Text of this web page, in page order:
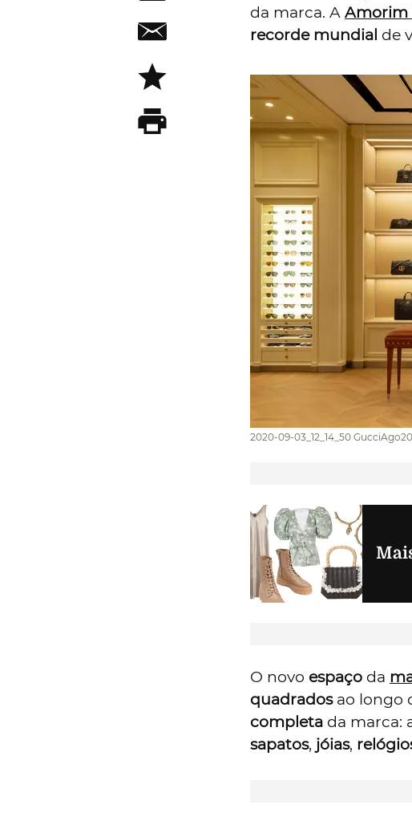
da marca. A Amorim
recorde mundial de
2020-09-03_12_14_50
O novo espaço da
quadradosao longo
completa da marca:
sapatos, jóias,